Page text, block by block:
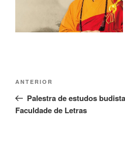
ANTERIOR
Palestra de estudos
Faculdade de Letras